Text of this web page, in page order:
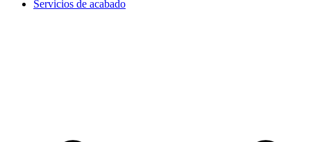
Servicios de acabado